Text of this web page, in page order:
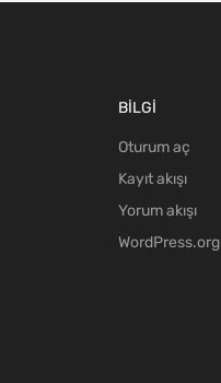
BİLGİ
Oturum aç
Kayıt akışı
Yorum akışı
WordPress.org